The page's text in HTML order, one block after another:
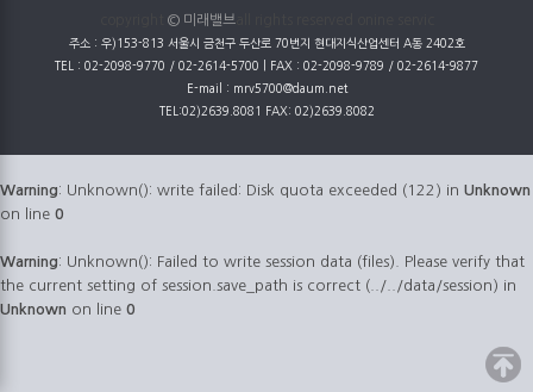
© 미래밸브all rights reserved onine servic
주소 : 우)153-813 서울시 금천구 두산로 70번지 현대지식산업센터 A동 2402호
TEL : 02-2098-9770 / 02-2614-5700 | FAX : 02-2098-9789 / 02-2614-9877
E-mail : mrv5700@daum.net
TEL:02)2639.8081 FAX: 02)2639.8082
Warning: Unknown(): write failed: Disk quota exceeded (122) in Unknown
on line 0
Warning: Unknown(): Failed to write session data (files). Please verify that
the current setting of session.save_path is correct (../../data/session) in
Unknown on line 0